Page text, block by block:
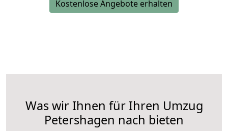
Kostenlose Angebote erhalten
Was wir Ihnen für Ihren Umzug
Petershagen nach bieten